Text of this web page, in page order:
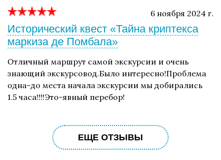
6 ноября 2024 г.
Исторический квест «Тайна криптекса
маркиза де Помбала»
Отличный маршрут самой экскурсии и очень
знающий экскурсовод.Было интересно!Проблема
одна-до места начала экскурсии мы добирались
1.5 часа!!!!Это-явный перебор!
ЕЩЕ ОТЗЫВЫ